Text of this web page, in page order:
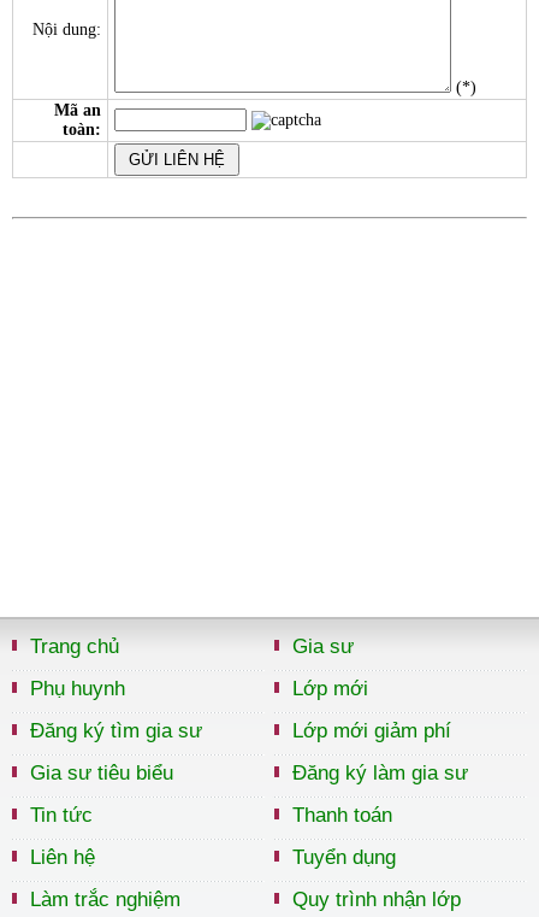
Nội dung:
(*)
Mã an
toàn:
Trang chủ
Phụ huynh
Đăng ký tìm gia sư
Gia sư tiêu biểu
Tin tức
Liên hệ
Làm trắc nghiệm
Gia sư
Lớp mới
Lớp mới giảm phí
Đăng ký làm gia sư
Thanh toán
Tuyển dụng
Quy trình nhận lớp